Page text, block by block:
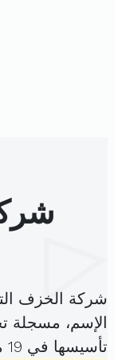
شركة الخزف
الإسم، مسجلة
تأسيسها في 19 ماي 2000 برأس مال قدره